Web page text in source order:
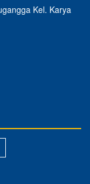
Kel. Karya